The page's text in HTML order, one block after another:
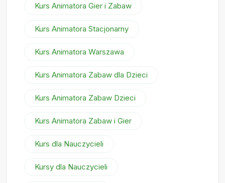
Kurs Animatora Gier i Zabaw
Kurs Animatora Stacjonarny
Kurs Animatora Warszawa
Kurs Animatora Zabaw dla Dzieci
Kurs Animatora Zabaw Dzieci
Kurs Animatora Zabaw i Gier
Kurs dla Nauczycieli
Kursy dla Nauczycieli